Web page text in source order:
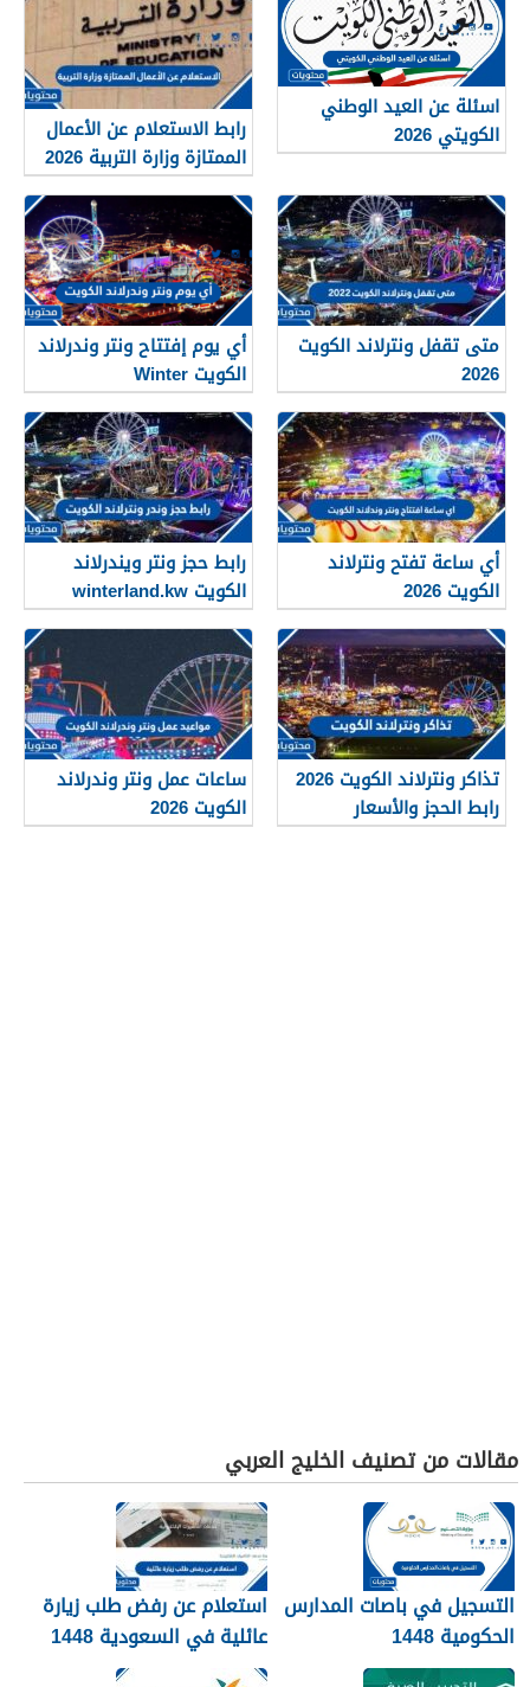
اسئلة عن العيد الوطني
الكويتي 2026
رابط الاستعلام عن الأعمال
الممتازة وزارة التربية 2026
متى تقفل ونترلاند الكويت
2026
أي يوم إفتتاح ونتر وندرلاند
الكويت Winter
Wonderland Kuwait 2026
أي ساعة تفتح ونترلاند
الكويت 2026
رابط حجز ونتر ويندرلاند
الكويت winterland.kw
تذاكر ونترلاند الكويت 2026
رابط الحجز والأسعار
ساعات عمل ونتر وندرلاند
الكويت 2026
مقالات من تصنيف الخليج العربي
التسجيل في باصات المدارس
الحكومية 1448
استعلام عن رفض طلب زيارة
عائلية في السعودية 1448
الرابط والطريقة